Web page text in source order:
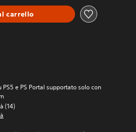
carrello
e PS Portal supportato solo con
(14)